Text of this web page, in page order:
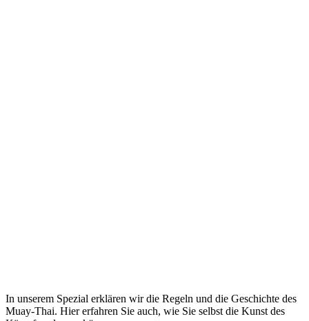
In unserem Spezial erklären wir die Regeln und die Geschichte des
Muay-Thai. Hier erfahren Sie auch, wie Sie selbst die Kunst des